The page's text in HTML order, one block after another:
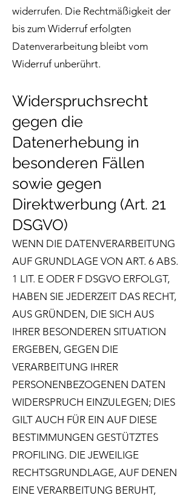
widerrufen. Die Rechtmäßigkeit der
bis zum Widerruf erfolgten
Datenverarbeitung bleibt vom
Widerruf unberührt.
Widerspruchsrecht
gegen die
Datenerhebung in
besonderen Fällen
sowie gegen
Direktwerbung (Art. 21
DSGVO)
WENN DIE DATENVERARBEITUNG
AUF GRUNDLAGE VON ART. 6 ABS.
1 LIT. E ODER F DSGVO ERFOLGT,
HABEN SIE JEDERZEIT DAS RECHT,
AUS GRÜNDEN, DIE SICH AUS
IHRER BESONDEREN SITUATION
ERGEBEN, GEGEN DIE
VERARBEITUNG IHRER
PERSONENBEZOGENEN DATEN
WIDERSPRUCH EINZULEGEN; DIES
GILT AUCH FÜR EIN AUF DIESE
BESTIMMUNGEN GESTÜTZTES
PROFILING. DIE JEWEILIGE
RECHTSGRUNDLAGE, AUF DENEN
EINE VERARBEITUNG BERUHT,